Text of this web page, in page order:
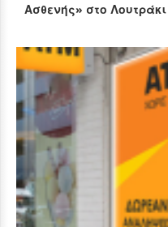
Ασθενής» στο Λουτράκι